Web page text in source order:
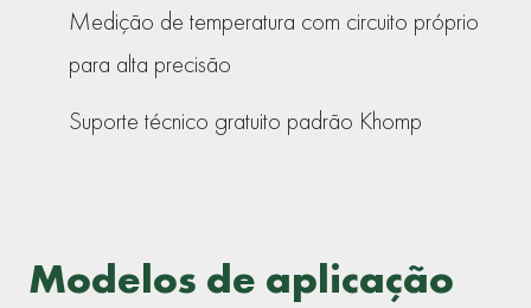
Medição de temperatura com circuito próprio
para alta precisão
Suporte técnico gratuito padrão Khomp
Modelos de aplicação